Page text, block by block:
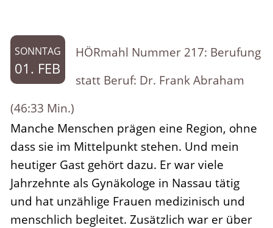
SONNTAG
01. FEB
HÖRmahl Nummer 217: Berufung
statt Beruf: Dr. Frank Abraham
(46:33 Min.)
Manche Menschen prägen eine Region, ohne
dass sie im Mittelpunkt stehen. Und mein
heutiger Gast gehört dazu. Er war viele
Jahrzehnte als Gynäkologe in Nassau tätig
und hat unzählige Frauen medizinisch und
menschlich begleitet. Zusätzlich war er über